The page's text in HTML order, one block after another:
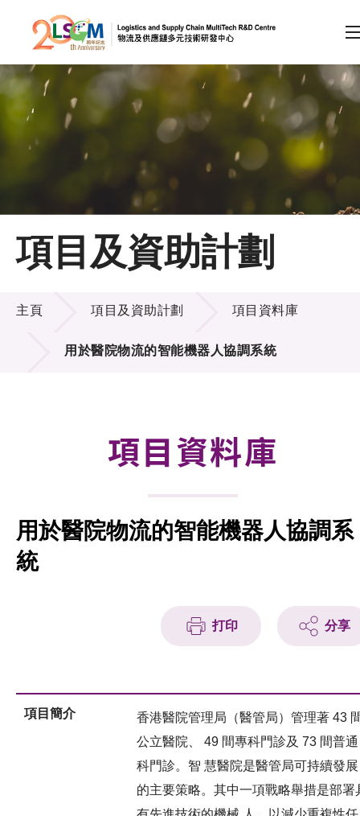
跳到內容（按回車鍵）
會員登入
A A EN 繁 简
主頁
關於LSCM
技術商品化
項目及資助計劃
資助計劃
會籍
項目及資助計劃
項目及資助計劃
主頁 項目及資助計劃 項目資料庫
用於醫院物流的智能機器人協調系統
項目資料庫
用於醫院物流的智能機器人協調系
統
打印 分享
項目簡介
香港醫院管理局（醫管局）管理著 43
公立醫院、 49 間專科門診及 73 間普通
科門診。智 慧醫院是醫管局可持續發展
的主要策略。其中一項戰略舉措是部署